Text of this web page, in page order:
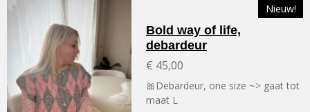
Nieuw!
Bold way of life,
debardeur
€ 45,00
🎀Debardeur, one size ~> gaat tot
maat L